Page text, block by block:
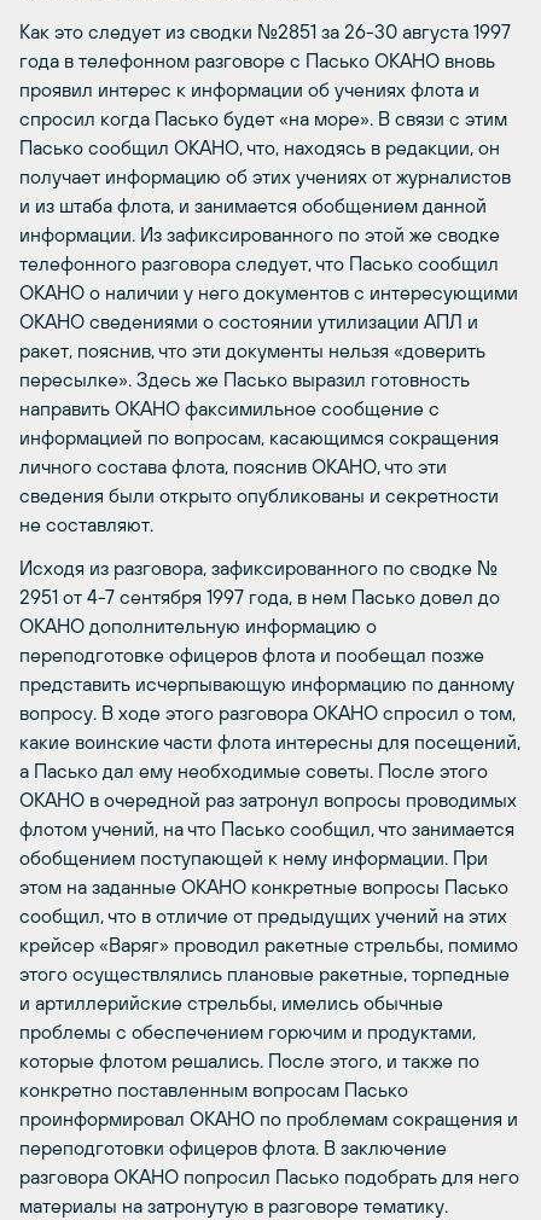
Как это следует из сводки №2851 за 26-30 августа 1997
года в телефонном разговоре с Пасько ОКАНО вновь
проявил интерес к информации об учениях флота и
спросил когда Пасько будет «на море». В связи с этим
Пасько сообщил ОКАНО, что, находясь в редакции, он
получает информацию об этих учениях от журналистов
и из штаба флота, и занимается обобщением данной
информации. Из зафиксированного по этой же сводке
телефонного разговора следует, что Пасько сообщил
ОКАНО о наличии у него документов с интересующими
ОКАНО сведениями о состоянии утилизации АПЛ и
ракет, пояснив, что эти документы нельзя «доверить
пересылке». Здесь же Пасько выразил готовность
направить ОКАНО факсимильное сообщение с
информацией по вопросам, касающимся сокращения
личного состава флота, пояснив ОКАНО, что эти
сведения были открыто опубликованы и секретности
не составляют.
Исходя из разговора, зафиксированного по сводке №
2951 от 4-7 сентября 1997 года, в нем Пасько довел до
ОКАНО дополнительную информацию о
переподготовке офицеров флота и пообещал позже
представить исчерпывающую информацию по данному
вопросу. В ходе этого разговора ОКАНО спросил о том,
какие воинские части флота интересны для посещений,
а Пасько дал ему необходимые советы. После этого
ОКАНО в очередной раз затронул вопросы проводимых
флотом учений, на что Пасько сообщил, что занимается
обобщением поступающей к нему информации. При
этом на заданные ОКАНО конкретные вопросы Пасько
сообщил, что в отличие от предыдущих учений на этих
крейсер «Варяг» проводил ракетные стрельбы, помимо
этого осуществлялись плановые ракетные, торпедные
и артиллерийские стрельбы, имелись обычные
проблемы с обеспечением горючим и продуктами,
которые флотом решались. После этого, и также по
конкретно поставленным вопросам Пасько
проинформировал ОКАНО по проблемам сокращения и
переподготовки офицеров флота. В заключение
разговора ОКАНО попросил Пасько подобрать для него
материалы на затронутую в разговоре тематику.